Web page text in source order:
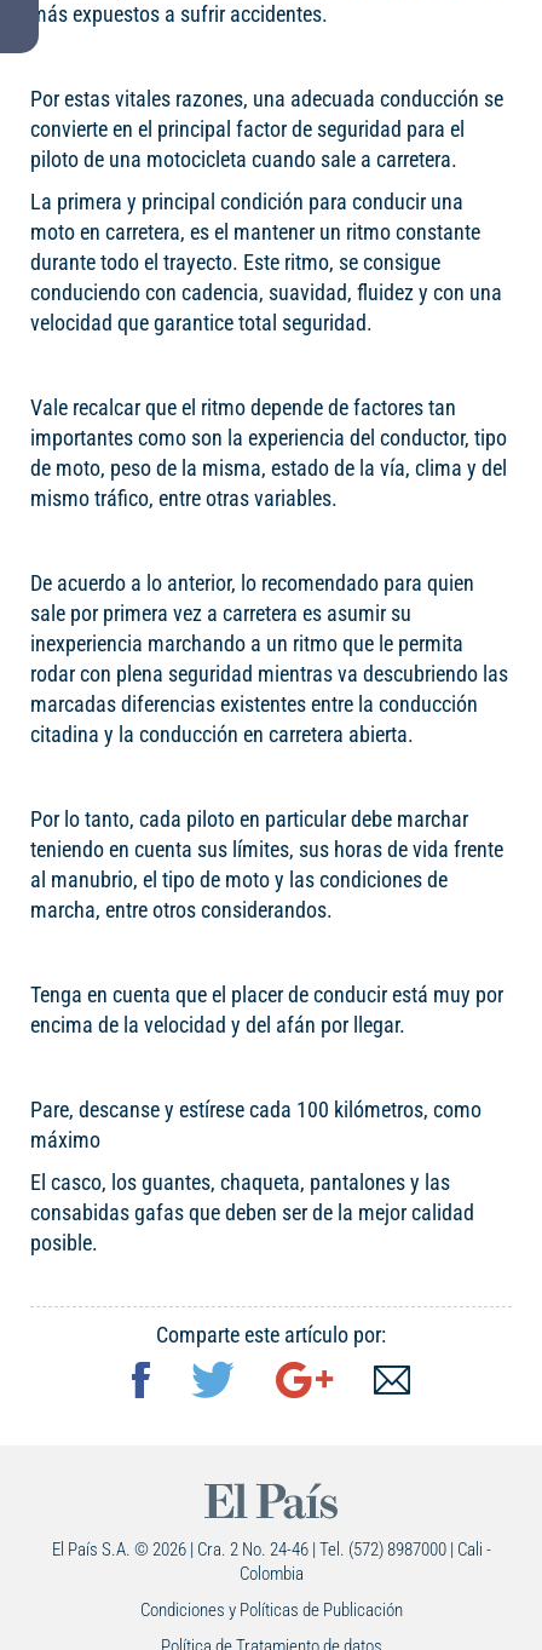
más expuestos a sufrir accidentes.
Por estas vitales razones, una adecuada conducción se
convierte en el principal factor de seguridad para el
piloto de una motocicleta cuando sale a carretera.
La primera y principal condición para conducir una
moto en carretera, es el mantener un ritmo constante
durante todo el trayecto. Este ritmo, se consigue
conduciendo con cadencia, suavidad, fluidez y con una
velocidad que garantice total seguridad.
Vale recalcar que el ritmo depende de factores tan
importantes como son la experiencia del conductor, tipo
de moto, peso de la misma, estado de la vía, clima y del
mismo tráfico, entre otras variables.
De acuerdo a lo anterior, lo recomendado para quien
sale por primera vez a carretera es asumir su
inexperiencia marchando a un ritmo que le permita
rodar con plena seguridad mientras va descubriendo las
marcadas diferencias existentes entre la conducción
citadina y la conducción en carretera abierta.
Por lo tanto, cada piloto en particular debe marchar
teniendo en cuenta sus límites, sus horas de vida frente
al manubrio, el tipo de moto y las condiciones de
marcha, entre otros considerandos.
Tenga en cuenta que el placer de conducir está muy por
encima de la velocidad y del afán por llegar.
Pare, descanse y estírese cada 100 kilómetros, como
máximo
El casco, los guantes, chaqueta, pantalones y las
consabidas gafas que deben ser de la mejor calidad
posible.
Comparte este artículo por:
El País S.A. © 2026 | Cra. 2 No. 24-46 | Tel. (572) 8987000 | Cali -
Colombia
Condiciones y Políticas de Publicación